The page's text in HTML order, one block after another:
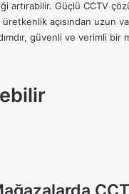
artırabilir. Güçlü CCTV
açısından uzun
güvenli ve verimli bir